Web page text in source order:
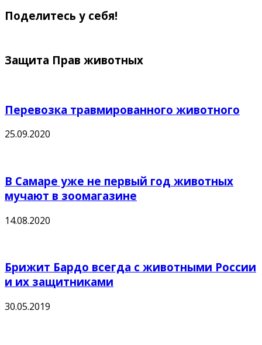
Поделитесь у себя!
Защита Прав животных
Перевозка травмированного животного
25.09.2020
В Самаре уже не первый год животных
мучают в зоомагазине
14.08.2020
Брижит Бардо всегда с животными России
и их защитниками
30.05.2019